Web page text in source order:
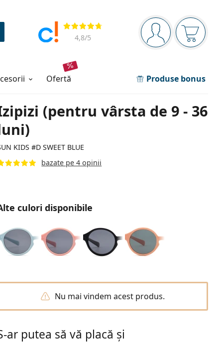
Panou de navigare
Sunteți logat
Coșul
Opinii
4,8/5
ofertă Produse bonus
(pentru vârsta de 9 - 36
KIDS #D SWEET BLUE
bazate pe 4 opinii
culori disponibile
Nu mai vindem acest produs.
ar putea să vă placă și